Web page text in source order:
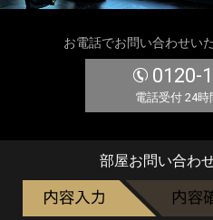
お電話でお問い合わせい
0120-
電話受付 24時
部屋お問い合わ